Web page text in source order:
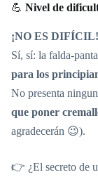
💪 Nivel de
¡NO ES DIFÍCIL!
Sí, sí: la falda-
para los
No presenta
que poner
agradecerán 😉).
👉 ¿El secreto de